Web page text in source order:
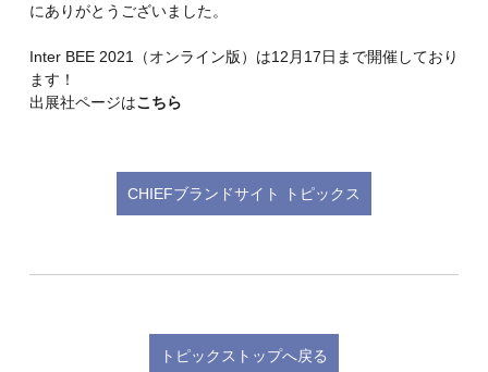
にありがとうございました。
Inter BEE 2021（オンライン版）は12月17日まで開催しており
ます！
出展社ページはこちら
CHIEFブランドサイト トピックス
トピックストップへ戻る